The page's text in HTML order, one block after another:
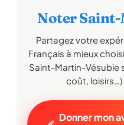
Noter
Partagez votre
Français à mieux
Saint-Martin-Vésubie
coût,
Donner mon